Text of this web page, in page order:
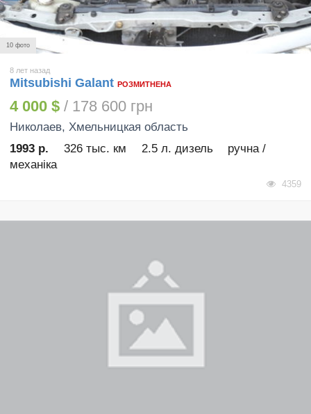
10 фото
8 лет назад
Mitsubishi Galant РОЗМИТНЕНА
4 000 $ / 178 600 грн
Николаев, Хмельницкая область
1993 р.
326 тыс. км 2.5 л. дизель
ручна /
механіка
4359